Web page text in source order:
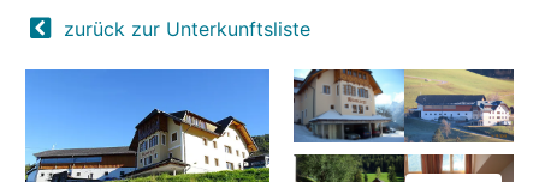
zurück zur Unterkunftsliste